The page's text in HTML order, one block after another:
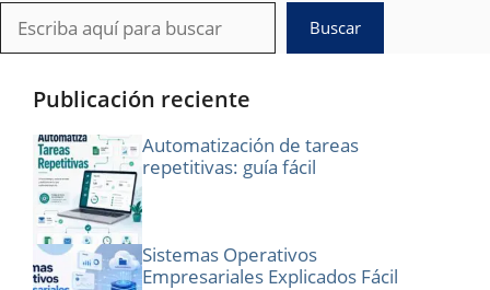
Buscar
Buscar
Publicación reciente
Automatización de tareas
repetitivas: guía fácil
Sistemas Operativos
Empresariales Explicados Fácil